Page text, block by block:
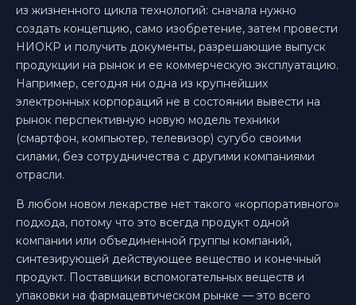
из жизненного цикла технологий: сначала нужно
создать концепцию, само изобретение, затем провести
НИОКР и получить документы, разрешающие выпуск
продукции на рынок и ее коммерческую эксплуатацию.
Например, сегодня ни одна из крупнейших
электронных корпораций не в состоянии вывести на
рынок перспективную новую модель техники
(смартфон, компьютер, телевизор) сугубо своими
силами, без сотрудничества с другими компаниями
отрасли.
В любом новом лекарстве нет такого «корпоративного»
подхода, потому что это всегда продукт одной
компании или объединенной группы компаний,
синтезирующей действующее вещество и конечный
продукт. Поставщики вспомогательных веществ и
упаковки на фармацевтическом рынке — это всего